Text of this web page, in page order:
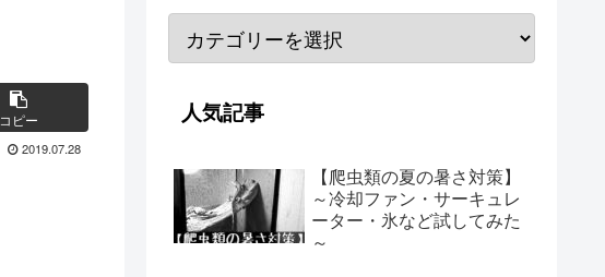
コピー
2019.07.28
人気記事
【爬虫類の夏の暑さ対策】
～冷却ファン・サーキュレ
ーター・氷など試してみた
～